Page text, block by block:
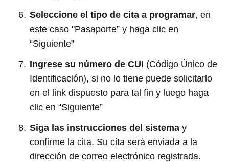
Seleccione el tipo de cita a programar, en
este caso "Pasaporte” y haga clic en
“Siguiente”
Ingrese su número de CUI (Código Único de
Identificación), si no lo tiene puede solicitarlo
en el link dispuesto para tal fin y luego haga
clic en “Siguiente”
Siga las instrucciones del sistema y
confirme la cita. Su cita será enviada a la
dirección de correo electrónico registrada.